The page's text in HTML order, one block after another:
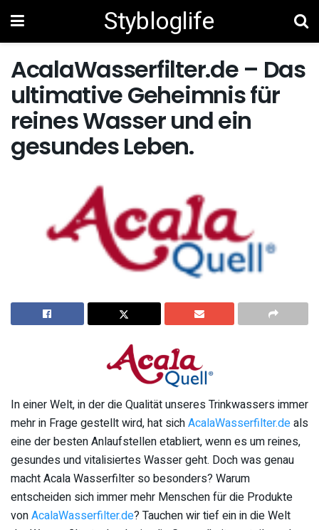
Stybloglife
AcalaWasserfilter.de – Das
ultimative Geheimnis für
reines Wasser und ein
gesundes Leben.
In einer Welt, in der die Qualität unseres Trinkwassers immer
mehr in Frage gestellt wird, hat sichAcalaWasserfilter.deals
eine der besten Anlaufstellen etabliert, wenn es um reines,
gesundes und vitalisiertes Wasser geht. Doch was genau
macht Acala Wasserfilter so besonders? Warum
entscheiden sich immer mehr Menschen für die Produkte
vonAcalaWasserfilter.de? Tauchen wir tief ein in die Welt